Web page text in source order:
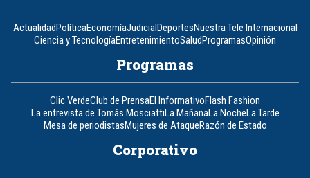
ActualidadPolíticaEconomíaJudicialDeportesNuestra Tele Internacional
Ciencia y TecnologíaEntretenimientoSaludProgramasOpinión
Programas
Clic VerdeClub de PrensaEl InformativoFlash Fashion
La entrevista de Tomás MosciattiLa MañanaLa NocheLa Tarde
Mesa de periodistasMujeres de AtaqueRazón de Estado
Corporativo